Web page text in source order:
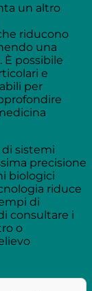
un altro
riducono
una
È possibile
e
per
sistemi
precisione
biologici
riduce
di
consultare i
o